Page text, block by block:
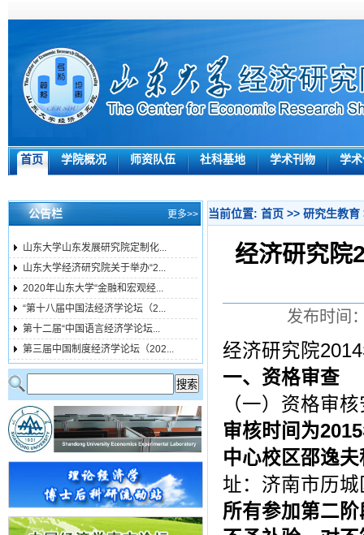
首页 学院概况 师资队伍 社科基地 学术刊物 学
公告栏 更多>>
山东大学山东发展研究院定制化...
山东大学经济研究院关于举办“2...
2020年山东大学“金融和宏观经...
“第十八届中国法经济学论坛（2...
第十二届“中国语言经济学论坛...
第三届中国制度经济学论坛（202...
当前位置: 首页 >> 研究生教育
经济研究院
发布时间
经济研究院
一、资格审查
（一）资格审
审核时间为2015
中心校区邵逸
址：济南市历
所有参加第二